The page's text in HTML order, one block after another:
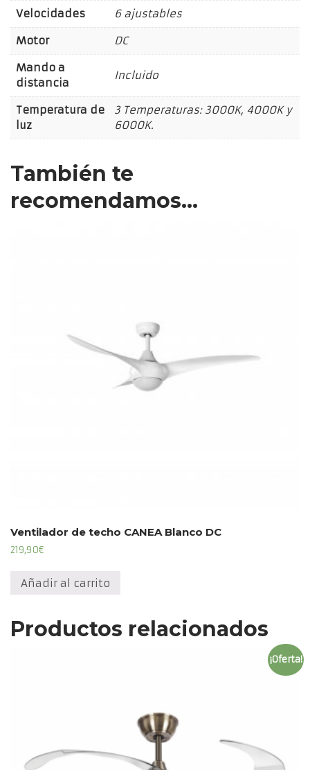
Velocidades 6 ajustables
Motor DC
Mando a
distancia
Incluido
Temperatura de
luz
3 Temperaturas: 3000K, 4000K y
6000K.
También te
recomendamos…
Ventilador de techo CANEA Blanco DC
219,90€
Añadir al carrito
Productos relacionados
¡Oferta!